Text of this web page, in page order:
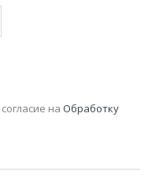
на Обработку